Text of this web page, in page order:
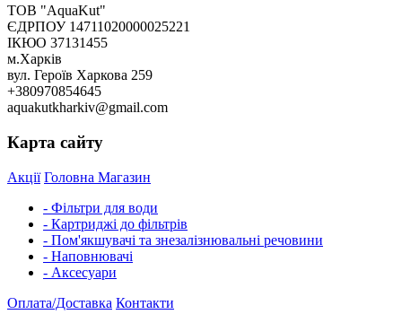
ТОВ "AquaKut"
ЄДРПОУ 14711020000025221
ІКЮО 37131455
м.Харків
вул. Героїв Харкова 259
+380970854645
aquakutkharkiv@gmail.com
Карта сайту
Акції Головна Магазин
- Фільтри для води
- Картриджі до фільтрів
- Пом'якшувачі та знезалізнювальні речовини
- Наповнювачі
- Аксесуари
Оплата/Доставка Контакти